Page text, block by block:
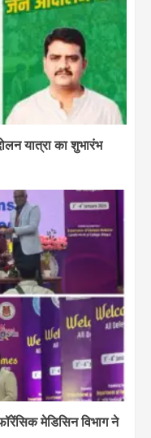
यात्रा का शुभारंभ
मेडिसिन विभाग ने